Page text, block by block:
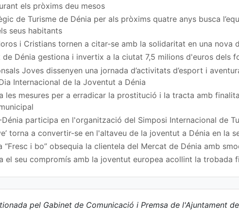
els pròxims deu mesos
de Turisme de Dénia per als pròxims quatre anys busca
seus habitants
i Cristians tornen a citar-se amb la solidaritat en una nova
de Dénia gestiona i invertix a la ciutat 7,5 milions d'euros dels
Joves dissenyen una jornada d’activitats d’esport i
Internacional de la Joventut a Dénia
les mesures per a erradicar la prostitució i la tracta amb
Dénia participa en l'organització del Simposi Internacional de
torna a convertir-se en l'altaveu de la joventut a Dénia en la
“Fresc i bo” obsequia la clientela del Mercat de Dénia amb
el seu compromís amb la joventut europea acollint la trobada
pel Gabinet de Comunicació i Premsa de l'Ajuntament